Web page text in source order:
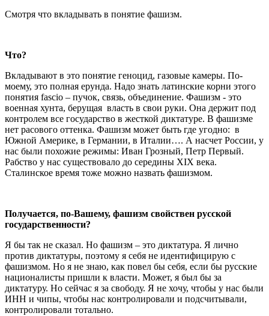
Смотря что вкладывать в понятие фашизм.
Что?
Вкладывают в это понятие геноцид, газовые камеры. По-
моему, это полная ерунда. Надо знать латинские корни этого
понятия fascio – пучок, связь, объединение. Фашизм - это
военная хунта, берущая власть в свои руки. Она держит под
контролем все государство в жесткой диктатуре. В фашизме
нет расового оттенка. Фашизм может быть где угодно: в
Южной Америке, в Германии, в Италии…. А насчет России, у
нас были похожие режимы: Иван Грозный, Петр Первый.
Рабство у нас существовало до середины ХIХ века.
Сталинское время тоже можно назвать фашизмом.
Получается, по-Вашему, фашизм свойствен русской
государственности?
Я бы так не сказал. Но фашизм – это диктатура. Я лично
против диктатуры, поэтому я себя не идентифицирую с
фашизмом. Но я не знаю, как повел бы себя, если бы русские
националисты пришли к власти. Может, я был бы за
диктатуру. Но сейчас я за свободу. Я не хочу, чтобы у нас были
ИНН и чипы, чтобы нас контролировали и подсчитывали,
контролировали тотально.